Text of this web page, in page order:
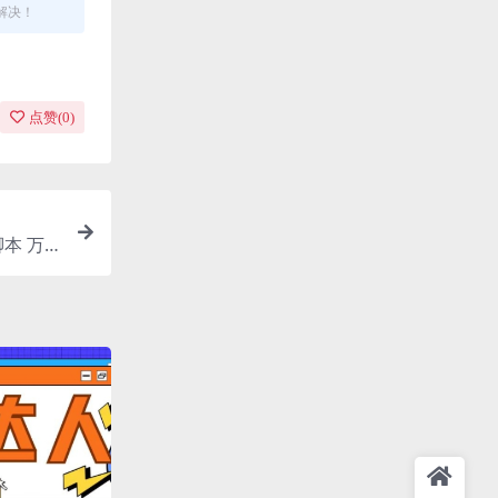
！
点赞(0)
万